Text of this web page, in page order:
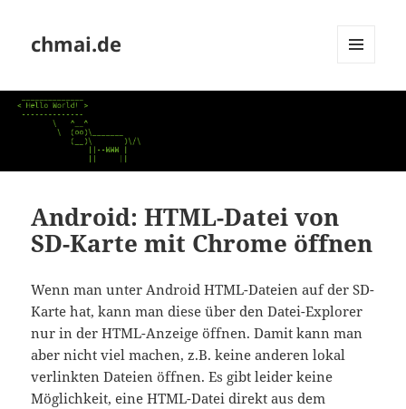
chmai.de
Android: HTML-Datei von
SD-Karte mit Chrome öffnen
Wenn man unter Android HTML-Dateien auf der SD-
Karte hat, kann man diese über den Datei-Explorer
nur in der HTML-Anzeige öffnen. Damit kann man
aber nicht viel machen, z.B. keine anderen lokal
verlinkten Dateien öffnen. Es gibt leider keine
Möglichkeit, eine HTML-Datei direkt aus dem